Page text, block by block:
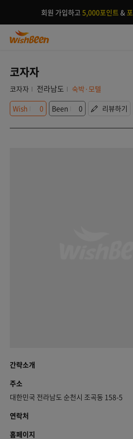
회원 가입하고 5,000포인트 &포
코자자
코자자 전라남도
숙박·모텔
Wish
0 Been 0 리뷰하기
간략소개
주소
대한민국 전라남도 순천시 조곡동 158-5
연락처
홈페이지